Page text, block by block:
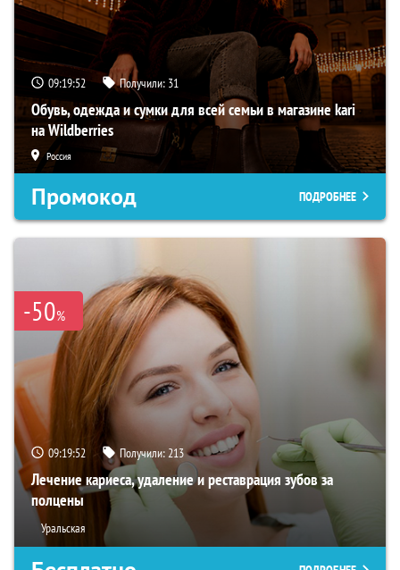
09:19:51 Получили: 31
Обувь, одежда и сумки для всей семьи в магазине kari
на Wildberries
Россия
Промокод ПОДРОБНЕЕ
-50%
09:19:51 Получили:213
Лечение кариеса, удаление и реставрация зубов за
полцены
Уральская